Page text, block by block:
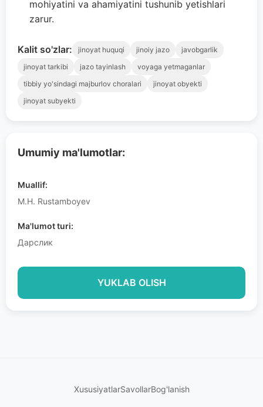
Umumiy ma'lumotlar:
Muallif:
M.H. Rustamboyev
Ma'lumot turi:
Дарслик
YUKLAB OLISH
mohiyatini va ahamiyatini tushunib yetishlari
zarur.
Kalit so'zlar: jinoyat huquqi jinoiy jazo
javobgarlik
jinoyat tarkibi
jazo tayinlash
voyaga yetmaganlar
tibbiy yo'sindagi majburlov choralari
jinoyat obyekti
jinoyat subyekti
XususiyatlarSavollarBog'lanish